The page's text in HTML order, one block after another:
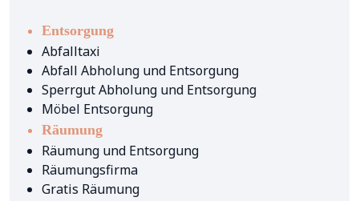
Entsorgung
Abfalltaxi
Abfall Abholung und Entsorgung
Sperrgut Abholung und Entsorgung
Möbel Entsorgung
Räumung
Räumung und Entsorgung
Räumungsfirma
Gratis Räumung